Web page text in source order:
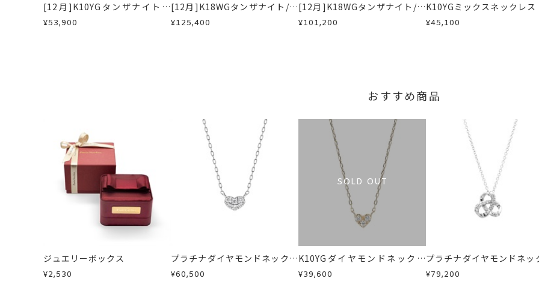
詳細は こちら
[12月]K10YGタンザナイトピ
アス
¥53,900
[12月]K18WGタンザナイト/ダ
イヤモンドリバーシブルネック
¥125,400
[12月]K18WGタンザナイト/ダ
イヤモンドピアス
¥101,200
K10YGミックスネックレス
¥45,100
おすすめ商品
ジュエリーボックス
¥2,530
プラチナダイヤモンドネックレ
ス
¥60,500
SOLD OUT
K10YGダイヤモンドネックレ
ス
¥39,600
プラチナダイヤモンドネッ
ス
¥79,200